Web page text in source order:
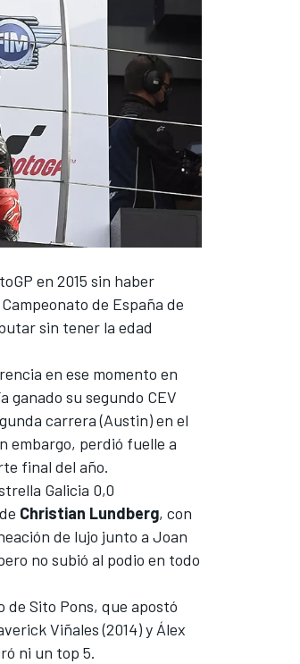
en 2015 sin haber
de España de
sin tener la edad
en ese momento en
ganado su segundo CEV
carrera (Austin) en el
embargo, perdió fuelle a
final del año.
Galicia 0,0
Christian Lundberg, con
de lujo junto a Joan
no subió al podio en todo
de Sito Pons, que apostó
Viñales(2014) y Álex
ni un top 5.